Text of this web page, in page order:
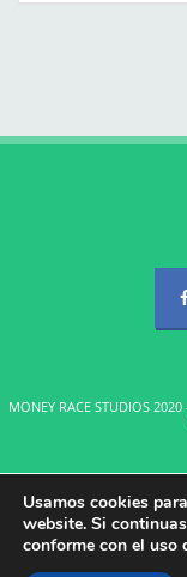
MONEY RACE STUDIOS
Usamos cookies
website. Si
conforme con el uso